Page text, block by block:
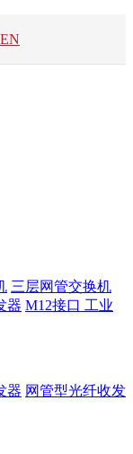
EN
三层网管交换机
器 M12接口 工业
器 网管型光纤收发